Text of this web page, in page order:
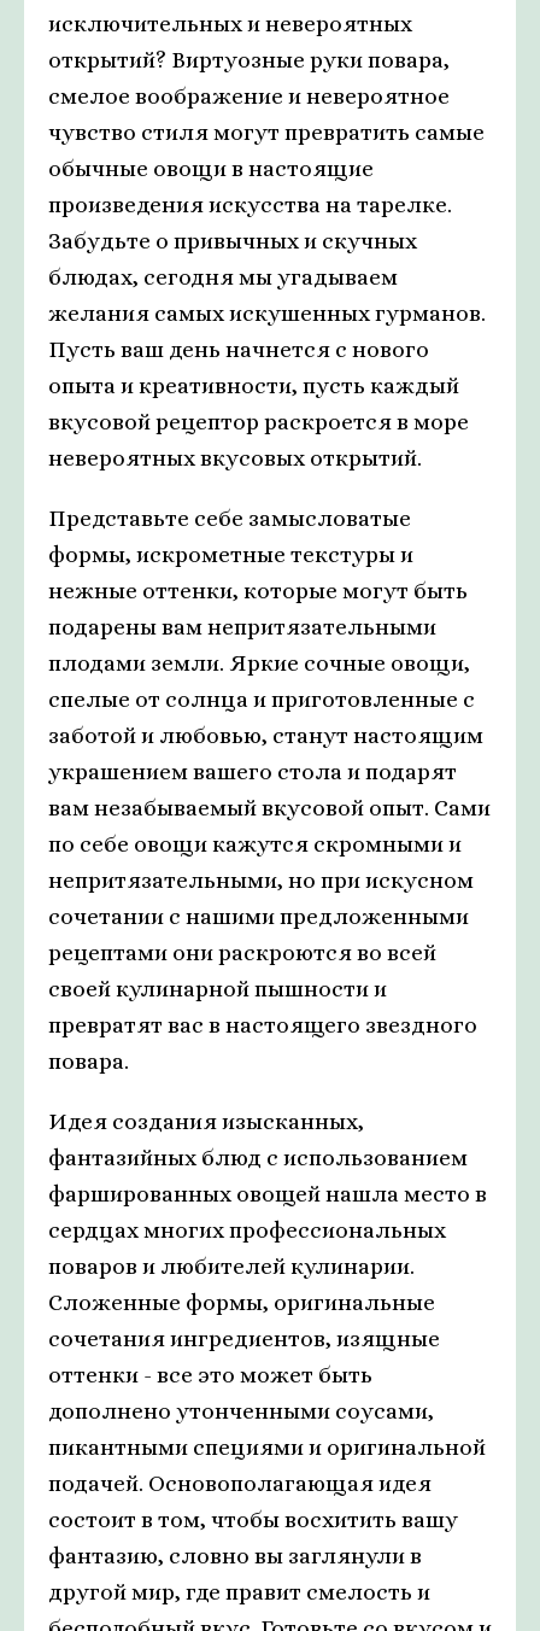
исключительных и невероятных
открытий? Виртуозные руки повара,
смелое воображение и невероятное
чувство стиля могут превратить самые
обычные овощи в настоящие
произведения искусства на тарелке.
Забудьте о привычных и скучных
блюдах, сегодня мы угадываем
желания самых искушенных гурманов.
Пусть ваш день начнется с нового
опыта и креативности, пусть каждый
вкусовой рецептор раскроется в море
невероятных вкусовых открытий.
Представьте себе замысловатые
формы, искрометные текстуры и
нежные оттенки, которые могут быть
подарены вам непритязательными
плодами земли. Яркие сочные овощи,
спелые от солнца и приготовленные с
заботой и любовью, станут настоящим
украшением вашего стола и подарят
вам незабываемый вкусовой опыт. Сами
по себе овощи кажутся скромными и
непритязательными, но при искусном
сочетании с нашими предложенными
рецептами они раскроются во всей
своей кулинарной пышности и
превратят вас в настоящего звездного
повара.
Идея создания изысканных,
фантазийных блюд с использованием
фаршированных овощей нашла место в
сердцах многих профессиональных
поваров и любителей кулинарии.
Сложенные формы, оригинальные
сочетания ингредиентов, изящные
оттенки - все это может быть
дополнено утонченными соусами,
пикантными специями и оригинальной
подачей. Основополагающая идея
состоит в том, чтобы восхитить вашу
фантазию, словно вы заглянули в
другой мир, где правит смелость и